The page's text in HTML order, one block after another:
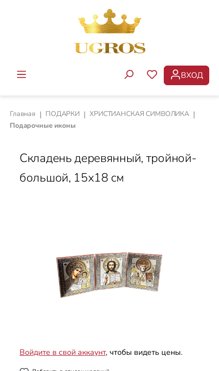
Перейти к основному содержанию
У ВАС ЕСТЬ
ВХОД
Главная | ПОДАРКИ | ХРИСТИАНСКАЯ СИМВОЛИКА |
Подарочные иконы
Складень деревянный, тройной-
большой, 15х18 см
Войдите в свой аккаунт, чтобы видеть цены.